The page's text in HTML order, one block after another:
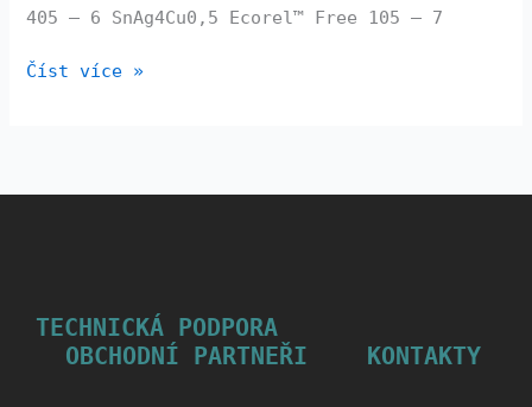
405 – 6 SnAg4Cu0,5 Ecorel™ Free 105 – 7
Číst více »
TECHNICKÁ PODPORA
OBCHODNÍ PARTNEŘI
KONTAKTY